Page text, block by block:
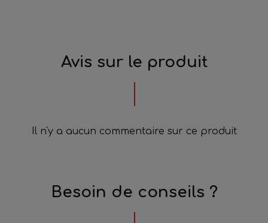
Avis sur le produit
Il n'y a aucun commentaire sur ce produit
Besoin de conseils ?